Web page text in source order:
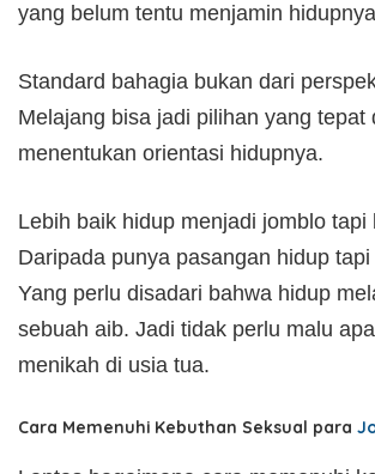
yang belum tentu menjamin
Standard bahagia bukan dari
Melajang bisa jadi pilihan yang tepat
menentukan orientasi hidupnya.
Lebih baik hidup menjadi jomblo tapi
Daripada punya pasangan hidup
Yang perlu disadari bahwa hidup
sebuah aib. Jadi tidak perlu malu
menikah di usia tua.
Cara Memenuhi Kebuthan Seksual para